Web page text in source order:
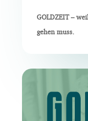
GOLDZEIT –
gehen muss.